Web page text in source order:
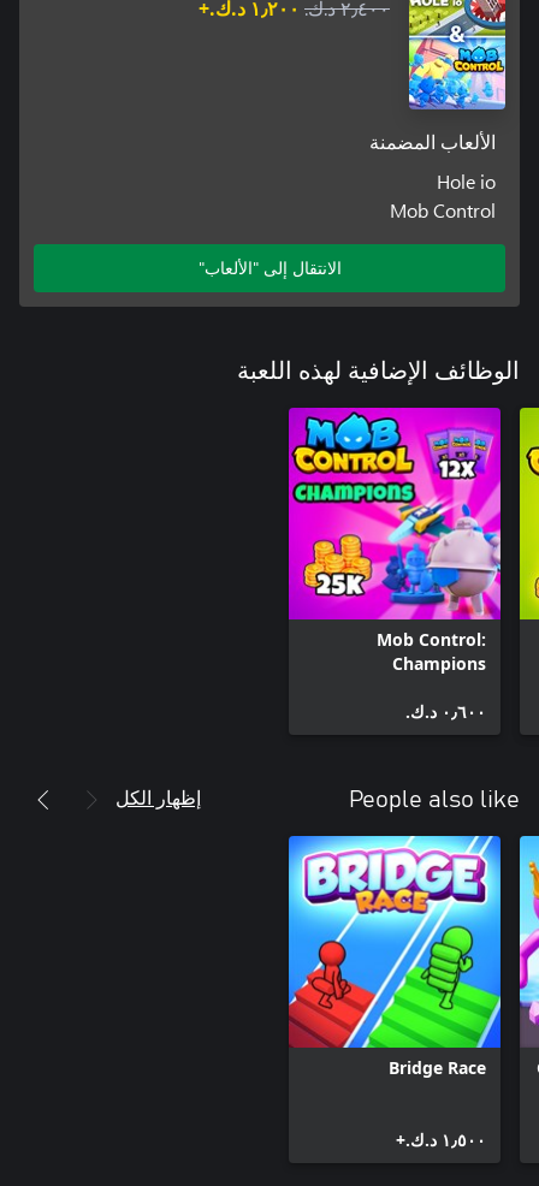
٢٫٤٠٠ د.ك.‏ ١٫٢٠٠ د.ك.‏+
الألعاب المضمنة
Hole io
Mob Control
الانتقال إلى "الألعاب"
الوظائف الإضافية لهذه اللعبة
Mob Control:
Champions
٠٫٦٠٠ د.ك.‏
People also like إظهار الكل
Bridge Race
١٫٥٠٠ د.ك.‏+